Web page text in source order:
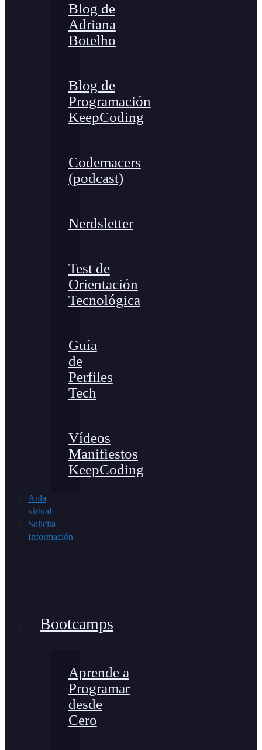
Blog de
Adriana
Botelho
Blog de
Programación
KeepCoding
Codemacers
(podcast)
Nerdsletter
Test de
Orientación
Tecnológica
Guía
de
Perfiles
Tech
Vídeos
Manifiestos
KeepCoding
Aula
virtual
Solicita
Información
Bootcamps
Aprende a
Programar
desde
Cero